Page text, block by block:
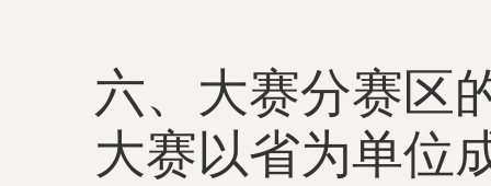
六、大赛分赛区
大赛以省为单位